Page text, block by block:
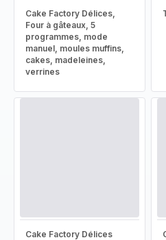
Cake Factory Délices,
Four à gâteaux, 5
programmes, mode
manuel, moules muffins,
cakes, madeleines,
verrines
Cake Factory Délices